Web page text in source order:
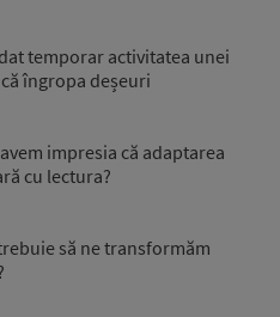
temporar activitatea unei
îngropa deșeuri
impresia că adaptarea
cu lectura?
să ne transformăm